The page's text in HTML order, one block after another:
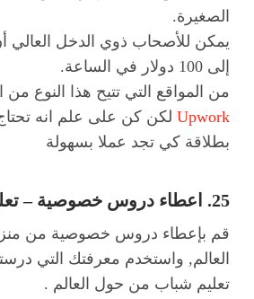
الصغيرة.
إلى 100 دولار في الساعة.
من المواقع التي تتيح هذا النوع من
Upwork لكن كن على علم انه تحتاج
بطلاقة كي تجد عملا بسهولة
25. اعطاء دروس خصوصية – تعليم عن بعد
قم بإعطاء دروس خصوصية من
العالم, واستخدم معرفتك التي
تعليم شباب من حول العالم .